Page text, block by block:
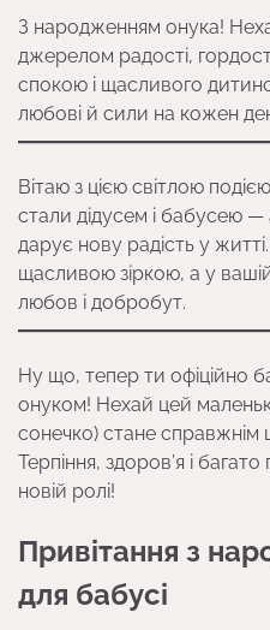
З народженням онука!
джерелом радості,
спокою і щасливого
любові й сили на кожен
Вітаю з цією світлою
стали дідусем і бабусею
дарує нову радість у
щасливою зіркою, а у
любов і добробут.
Ну що, тепер ти офіційно
онуком! Нехай цей
сонечко) стане справжнім
Терпіння, здоров’я і
новій ролі!
Привітання з
для бабусі